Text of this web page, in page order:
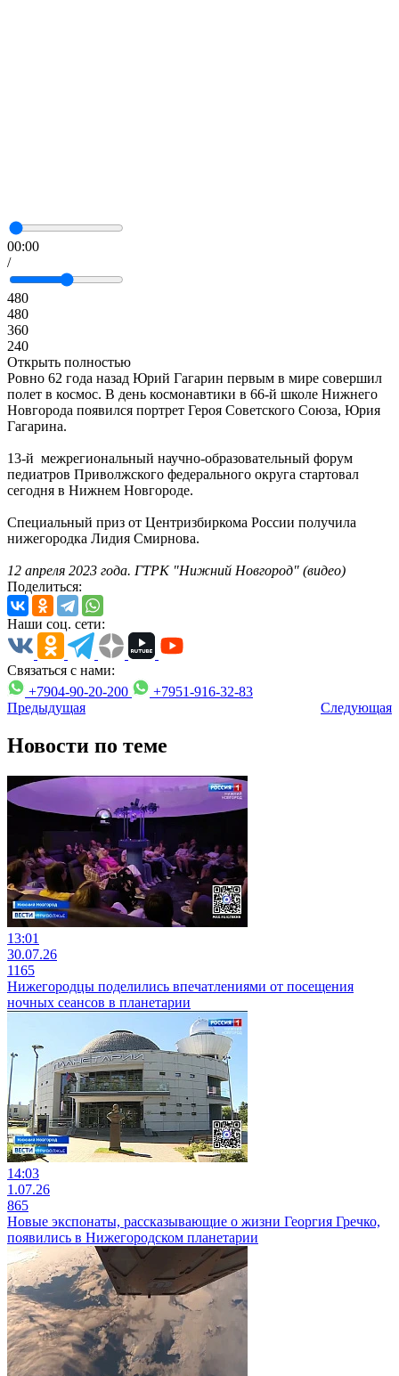
00:00
/
480
480
360
240
Открыть полностью
Ровно 62 года назад Юрий Гагарин первым в мире совершил
полет в космос. В день космонавтики в 66-й школе Нижнего
Новгорода появился портрет Героя Советского Союза, Юрия
Гагарина.
13-й межрегиональный научно-образовательный форум
педиатров Приволжского федерального округа стартовал
сегодня в Нижнем Новгороде.
Специальный приз от Центризбиркома России получила
нижегородка Лидия Смирнова.
12 апреля 2023 года. ГТРК "Нижний Новгород" (видео)
Поделиться:
Наши соц. сети:
Связаться с нами:
+7904-90-20-200
+7951-916-32-83
Предыдущая
Следующая
Новости по теме
13:01
30.07.26
1165
Нижегородцы поделились впечатлениями от посещения
ночных сеансов в планетарии
14:03
1.07.26
865
Новые экспонаты, рассказывающие о жизни Георгия Гречко,
появились в Нижегородском планетарии